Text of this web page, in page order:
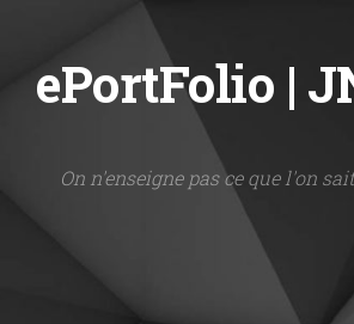
Skip to content
ePortFolio |
On n'enseigne pas ce que l'on